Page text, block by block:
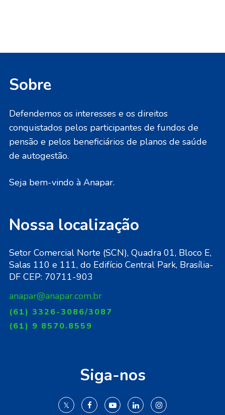
Sobre
Defendemos os interesses e os direitos
conquistados pelos participantes de fundos de
pensão e pelos beneficiários de planos de saúde
de autogestão.
Seja bem-vindo à Anapar.
Nossa localização
Setor Comercial Norte (SCN), Quadra 01, Bloco E,
Salas 110 e 111, do Edifício Central Park, Brasília-
DF CEP: 70711-903
anapar@anapar.com.br
(61) 3326-3086/3087
(61) 9 8570.8559
Siga-nos